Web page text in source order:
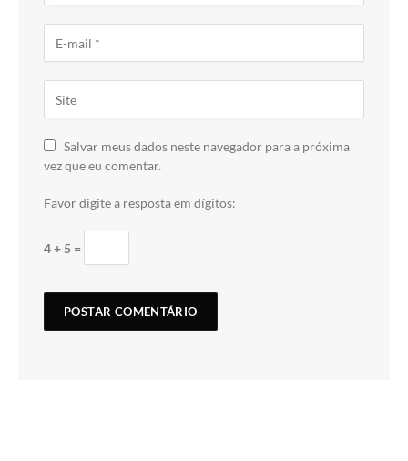
Salvar meus dados neste navegador para a próxima
vez que eu comentar.
Favor digite a resposta em dígitos:
4 + 5 =